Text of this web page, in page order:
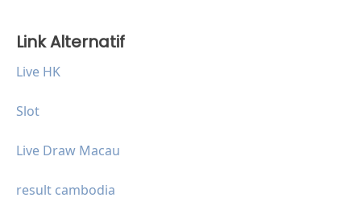
Link Alternatif
Live HK
Slot
Live Draw Macau
result cambodia